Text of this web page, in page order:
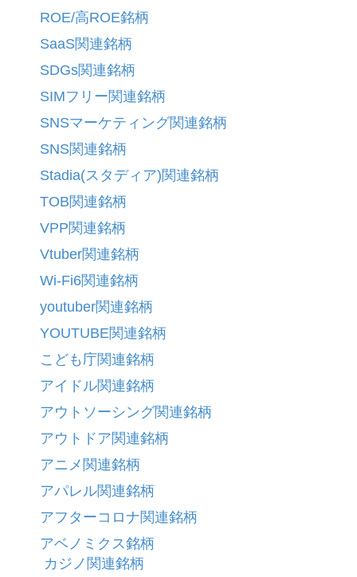
ROE/高ROE銘柄
SaaS関連銘柄
SDGs関連銘柄
SIMフリー関連銘柄
SNSマーケティング関連銘柄
SNS関連銘柄
Stadia(スタディア)関連銘柄
TOB関連銘柄
VPP関連銘柄
Vtuber関連銘柄
Wi-Fi6関連銘柄
youtuber関連銘柄
YOUTUBE関連銘柄
こども庁関連銘柄
アイドル関連銘柄
アウトソーシング関連銘柄
アウトドア関連銘柄
アニメ関連銘柄
アパレル関連銘柄
アフターコロナ関連銘柄
アベノミクス銘柄
カジノ関連銘柄